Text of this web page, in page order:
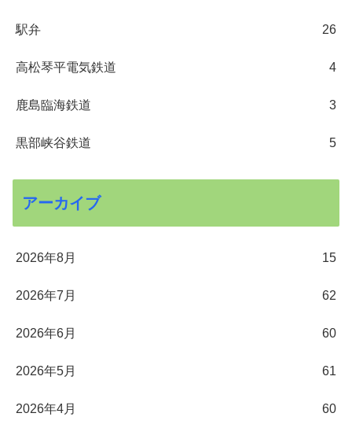
駅弁 26
高松琴平電気鉄道 4
鹿島臨海鉄道 3
黒部峡谷鉄道 5
アーカイブ
2026年8月 15
2026年7月 62
2026年6月 60
2026年5月 61
2026年4月 60